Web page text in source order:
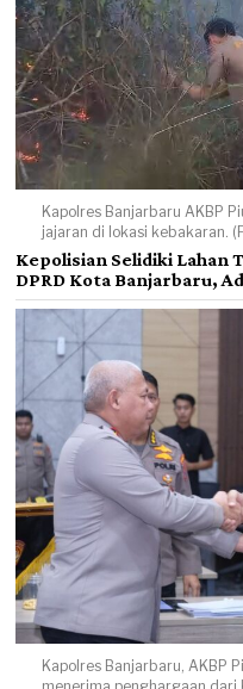
Kapolres Banjarbaru AKBP
jajaran di lokasi kebakaran.
Kepolisian Selidiki Lahan
DPRD Kota Banjarbaru,
Kapolres Banjarbaru, AKBP